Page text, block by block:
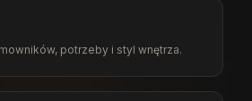
potrzeby i styl wnętrza.